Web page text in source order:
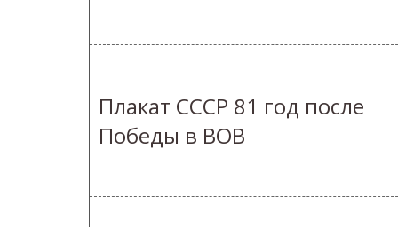
Плакат СССР 81 год после
Победы в ВОВ